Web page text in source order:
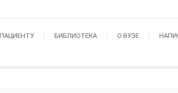
ПАЦИЕНТУ БИБЛИОТЕКА О ВУЗЕ